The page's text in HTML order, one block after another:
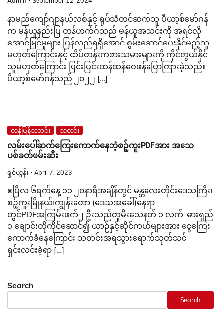
နာမည်ကျော်ဂျာနယ်လစ်နှင့် ရုပ်သံတင်ဆက်သူ ပီယာ့စ်မော်ဂန်
က မန်ယူနည်းပြ တန်ဟက်ဂ်သည် မန်ယူအသင်းကို အရင်လို
အောင်မြင်မှုများ ပြန်လည်ရရှိအောင် စွမ်းဆောင်ပေးနိုင်မည့်သူ
မဟုတ်ကြောင်းနှင့် ထိပ်တန်းကစားသမားများကို ကိုင်တွယ်နိုင်
သူမဟုတ်ကြောင်း ပြင်းပြင်းထန်ထန်ဝေဖန်ပြောကြားခဲ့သည်။
ပီယာ့စ်မော်ဂန်သည် ၂၀၂၂ […]
တန်ပြန်သတင်း သတင်း
လမ်းပေါ်ဆက်ကြေးကောက်နေတဲ့စဉ့်ကူးPDFအား အသေ
ပစ်ခတ်ဖမ်းဆီး
ရှင်ယွန်း April 7, 2023
ဧပြီလ ၆ရက်နေ့ ၁၁ ၂၀နာရီအချိန်တွင် မန္တလေးတိုင်းဒေသကြီး၊
စဉ့်ကူးမြိုနယ်၊ကျွန်းတော (ဒေသအခေါ်)နေရာ
တွင်PDFအကြမ်းဖက်၂ ဦးသည်တူမီးသေနတ် ၁ လက်၊ ဓားရှည်
၁ ချောင်းတိုကိုင်ဆောင်၍ ယာဉ်နှင့်ဆိုင်ကယ်များအား ငွေကြေး
ကောက်ခံနေကြောင်း သတင်းအရသွားရောက်သုတ်သင်
ရှင်းလင်းခဲ့ရာ […]
Search
Search